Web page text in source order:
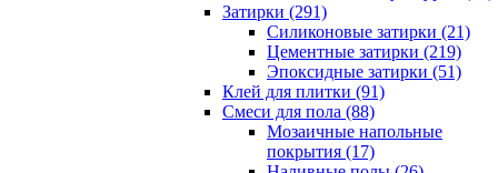
Затирки (291)
Силиконовые затирки (21)
Цементные затирки (219)
Эпоксидные затирки (51)
Клей для плитки (91)
Смеси для пола (88)
Мозаичные напольные
покрытия (17)